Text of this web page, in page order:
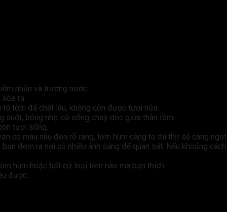
nhũn và trương nước.
ra.
tôm đã chết lâu, không còn được tươi nữa.
suốt, bóng nhẹ, có sống chạy dọc giữa thân tôm.
tươi sống.
có màu nâu đen rõ ràng, tôm hùm càng to thì thịt sẽ càng
đem ra nơi có nhiều ánh sáng để quan sát. Nếu khoảng
hùm hoặc bất cứ loại tôm nào mà bạn thích.
được.